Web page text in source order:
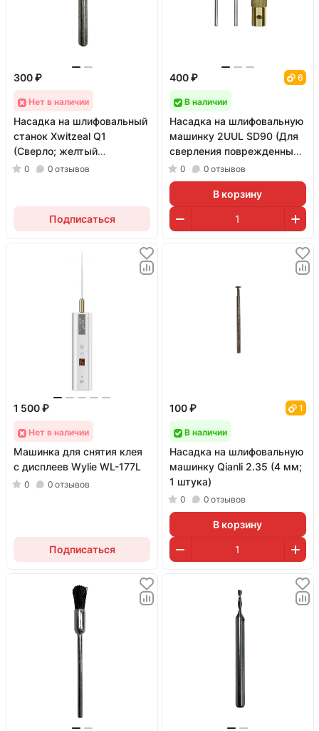
300 ₽
Нет в наличии
Насадка на шлифовальный
станок Xwitzeal Q1
(Сверло; желтый
ограничитель; 1.5 мм)
0 0 отзывов
Подписаться
400 ₽ 6
В наличии
Насадка на шлифовальную
машинку 2UUL SD90 (Для
сверления поврежденных
винтиков; 2 штуки)
0 0 отзывов
В корзину
1 500 ₽
Нет в наличии
Машинка для снятия клея
с дисплеев Wylie WL-177L
0 0 отзывов
Подписаться
100 ₽ 1
В наличии
Насадка на шлифовальную
машинку Qianli 2.35 (4 мм;
1 штука)
0 0 отзывов
В корзину